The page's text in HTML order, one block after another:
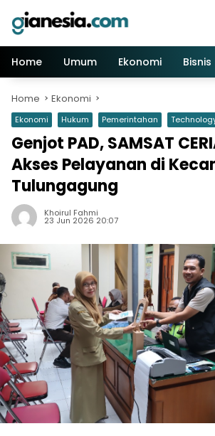
content
Home
Umum Ekonomi Bisnis
Home Ekonomi
Ekonomi Hukum Pemerintahan
Genjot PAD, SAMSAT
Akses Pelayanan di
Tulungagung
Khoirul Fahmi
23 Jun 2026 20:07